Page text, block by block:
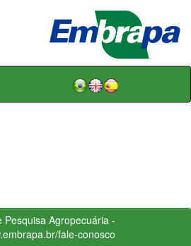
Pesquisa Agropecuária -
fale-conosco